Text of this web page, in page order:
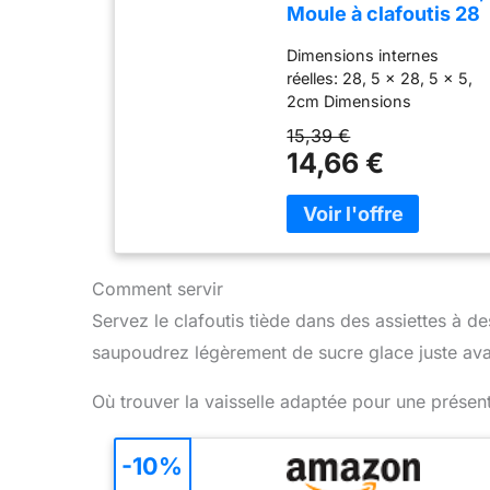
Moule à clafoutis 28
revêtement anti-
adhérent, couleur «
black-stone »
Dimensions internes
réelles: 28, 5 x 28, 5 x 5,
2cm Dimensions
28, 5 x 5, 2cm Moule
adapté pour friteuse à air,
vérifiez la taille de l'article
avec le panier de votre
friteuse Guardini
15,39 €
14,66 €
Comment servir
Servez le clafoutis tiède dans des assiettes à
saupoudrez légèrement de sucre glace juste
Où trouver la vaisselle adaptée pour une
-10%